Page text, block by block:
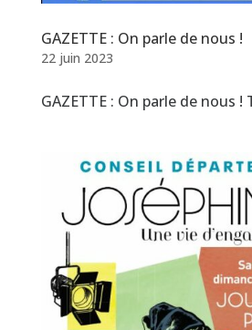
GAZETTE : On parle de nous !
22 juin 2023
GAZETTE : On parle de nous